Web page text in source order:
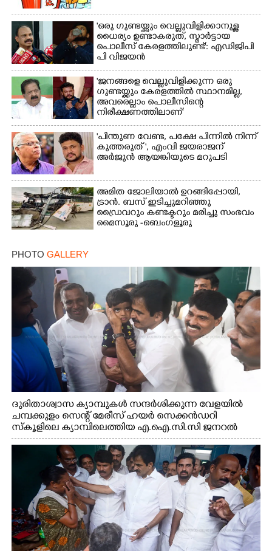
'ഒരു ഗുണ്ടയ്ക്കും വെല്ലുവിളിക്കാനുള്ള
ധൈര്യം ഉണ്ടാകരുത്, സ്മാർട്ടായ
പൊലീസ് കേരളത്തിലുണ്ട്': എഡിജിപി
പി വിജയൻ
'ജനങ്ങളെ വെല്ലുവിളിക്കുന്ന ഒരു
ഗുണ്ടയ്ക്കും കേരളത്തിൽ സ്ഥാനമില്ല,​
അവരെല്ലാം പൊലീസിന്റെ
നിരീക്ഷണത്തിലാണ്'
"പിന്തുണ വേണ്ട,​ പക്ഷേ പിന്നിൽ നിന്ന്
കുത്തരുത് ", എംവി ജയരാജന്
അർജുൻ ആയങ്കിയുടെ മറുപടി
അമിത ജോലിയാൽ ഉറങ്ങിപ്പോയി,
ട്രാൻ. ബസ് ഇടിച്ചുമറിഞ്ഞു
ഡ്രൈവറും കണ്ടക്ടറും മരിച്ചു സംഭവം
മൈസൂരു -ബെംഗളൂരു
PHOTO GALLERY
ദുരിതാശ്വാസ ക്യാമ്പുകൾ സന്ദർശിക്കുന്ന വേളയിൽ
ചമ്പക്കുളം സെന്റ് മേരീസ് ഹയർ സെക്കൻഡറി
സ്കൂളിലെ ക്യാമ്പിലെത്തിയ എ.ഐ.സി.സി ജനറൽ
സെക്രട്ടറി കെ.സി വേണുഗോപാൽ എം.പി കുരുന്നിനെ
എടുത്ത് ലാളിച്ചപ്പോൾ. സഹകരണ-എക്സൈസ്
വകുപ്പ് മന്ത്രി എം. ലിജു, കൃഷിവകുപ്പ് മന്ത്രി ടി. സിദ്ദിഖ്,
റെജി ചെറിയാൻ എം. എൽ. എ എന്നിവർ സമീപം